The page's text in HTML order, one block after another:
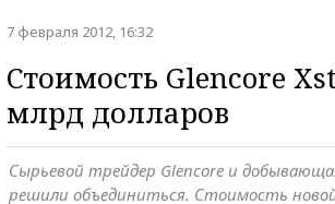
7 февраля 2012, 16:32
Стоимость Glencore
млрд долларов
Сырьевой трейдер Glencore и
решили объединиться. Стоимость